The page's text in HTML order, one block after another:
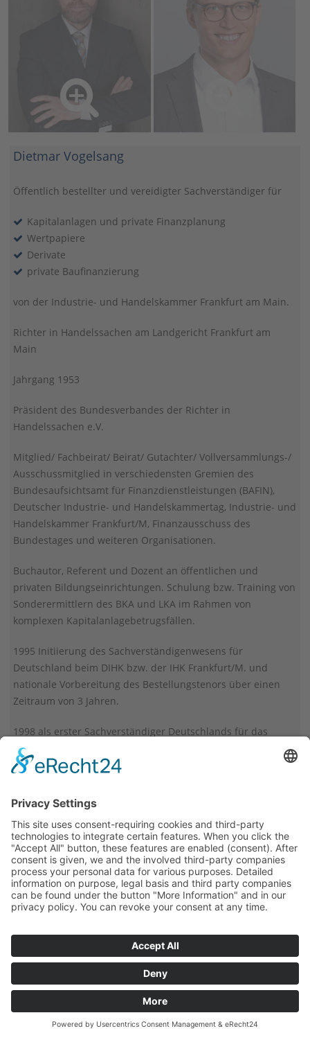
Dietmar Vogelsang
Öffentlich bestellter und vereidigter Sachverständiger für
Kapitalanlagen und private Finanzplanung
Wertpapiere
Derivate
private Baufinanzierung
von der Industrie- und Handelskammer Frankfurt am Main.
Richter in Handelssachen am Landgericht Frankfurt am
Main
Jahrgang 1953
Präsident des Bundesverbandes der Richter in
Handelssachen e.V.
Mitglied/ Fachbeirat/ Beirat/ Gutachter/ Vollversammlungs-/
Ausschussmitglied in verschiedensten Gremien des
Bundesaufsichtsamt für Finanzdienstleistungen (BAFIN),
Deutscher Industrie- und Handelskammertag, Industrie- und
Handelskammer Frankfurt/M, Finanzausschuss des
Bundestages und weiteren Organisationen.
Buchautor, Referent und Dozent an öffentlichen und
privaten Bildungseinrichtungen. Schulung bzw. Training von
Sonderermittlern des BKA und LKA im Rahmen von
komplexen Kapitalanlagebetrugsfällen.
1995 Initiierung des Sachverständigenwesens für
Deutschland beim DIHK bzw. der IHK Frankfurt/M. und
nationale Vorbereitung des Bestellungstenors über einen
Zeitraum von 3 Jahren.
1998 als erster Sachverständiger Deutschlands für das
Sachgebiet „Kapitalanlagen und private Finanzplanung“
(später auch für Derivate, Wertpapiere, priv.
Fachgremiumsmitglied im deutschlandweit zentralen
Fachgremium für die ö. B. u. V. entsprechender
Sachverständiger bei der IHK-Ffm.
Bestellungsvorraussetzungen
Hintergrund + Fakten